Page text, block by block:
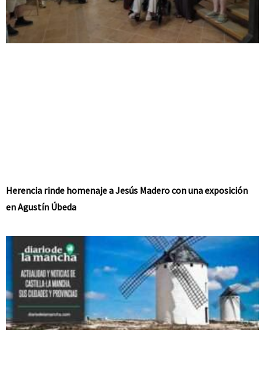
Herencia rinde homenaje a Jesús Madero con una exposición
en Agustín Úbeda